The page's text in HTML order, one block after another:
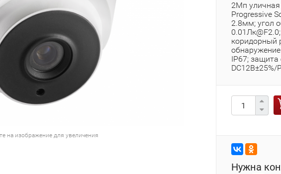
на изображение для увеличения
2Мп уличная
Progressive
2.8мм; угол
коридорный
IP67; защита
DC12В±25%/
Нужна